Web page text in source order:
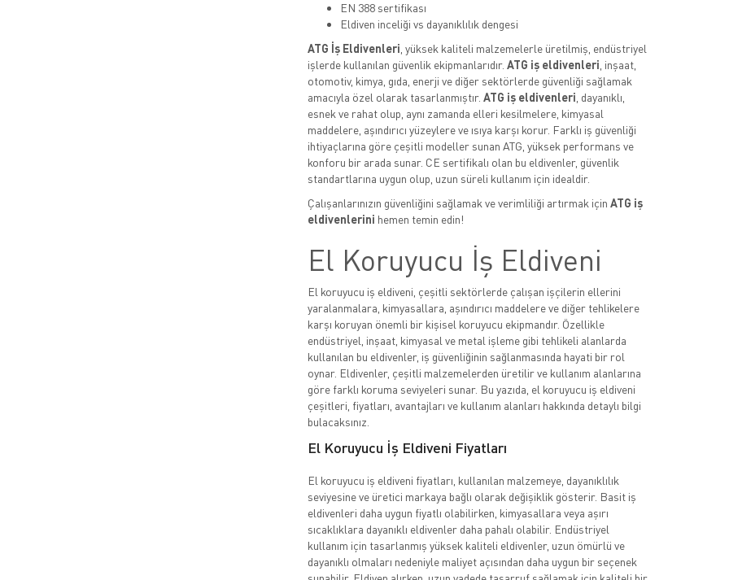
EN 388 sertifikası
Eldiven inceliği vs dayanıklılık dengesi
ATG İş Eldivenleri , yüksek kaliteli malzemelerle üretilmiş, endüstriyel
işlerde kullanılan güvenlik ekipmanlarıdır. ATG iş eldivenleri , inşaat,
otomotiv, kimya, gıda, enerji ve diğer sektörlerde güvenliği sağlamak
amacıyla özel olarak tasarlanmıştır. ATG iş eldivenleri , dayanıklı,
esnek ve rahat olup, aynı zamanda elleri kesilmelere, kimyasal
maddelere, aşındırıcı yüzeylere ve ısıya karşı korur. Farklı iş güvenliği
ihtiyaçlarına göre çeşitli modeller sunan ATG, yüksek performans ve
konforu bir arada sunar. CE sertifikalı olan bu eldivenler, güvenlik
standartlarına uygun olup, uzun süreli kullanım için idealdir.
Çalışanlarınızın güvenliğini sağlamak ve verimliliği artırmak için ATG iş
eldivenlerini hemen temin edin!
El Koruyucu İş Eldiveni
El koruyucu iş eldiveni, çeşitli sektörlerde çalışan işçilerin ellerini
yaralanmalara, kimyasallara, aşındırıcı maddelere ve diğer tehlikelere
karşı koruyan önemli bir kişisel koruyucu ekipmandır. Özellikle
endüstriyel, inşaat, kimyasal ve metal işleme gibi tehlikeli alanlarda
kullanılan bu eldivenler, iş güvenliğinin sağlanmasında hayati bir rol
oynar. Eldivenler, çeşitli malzemelerden üretilir ve kullanım alanlarına
göre farklı koruma seviyeleri sunar. Bu yazıda, el koruyucu iş eldiveni
çeşitleri, fiyatları, avantajları ve kullanım alanları hakkında detaylı bilgi
bulacaksınız.
El Koruyucu İş Eldiveni Fiyatları
El koruyucu iş eldiveni fiyatları, kullanılan malzemeye, dayanıklılık
seviyesine ve üretici markaya bağlı olarak değişiklik gösterir. Basit iş
eldivenleri daha uygun fiyatlı olabilirken, kimyasallara veya aşırı
sıcaklıklara dayanıklı eldivenler daha pahalı olabilir. Endüstriyel
kullanım için tasarlanmış yüksek kaliteli eldivenler, uzun ömürlü ve
dayanıklı olmaları nedeniyle maliyet açısından daha uygun bir seçenek